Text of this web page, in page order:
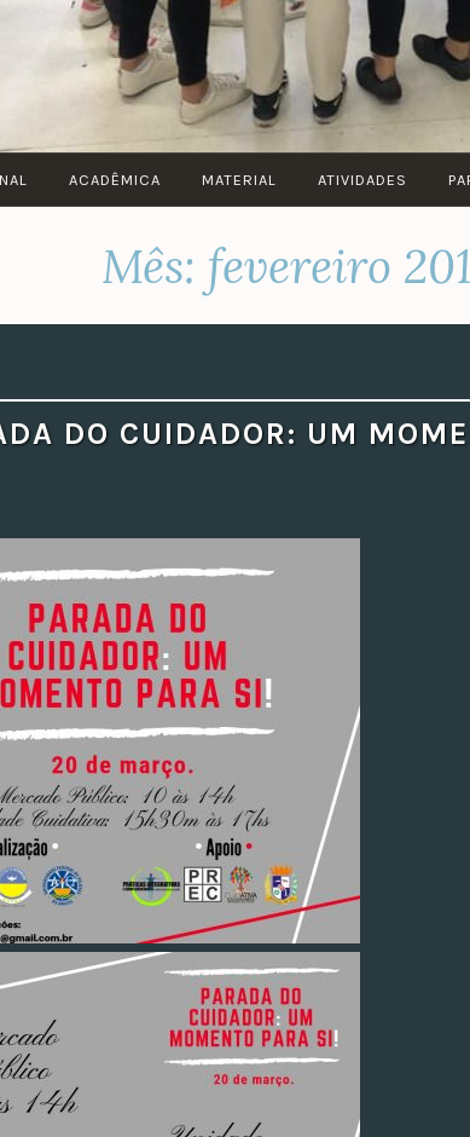
ACADÊMICA MATERIAL ATIVIDADES
Mês: fevereiro
DO CUIDADOR: UM